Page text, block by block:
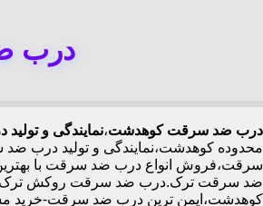
درب
درب ضد سرقت کوهدشت،نمایندگی و
محدوده کوهدشت،نمایندگی و تولید
سرقت،فروش انواع درب ضد سرقت با
ضد سرقت ترک.درب ضد سرقت روکش